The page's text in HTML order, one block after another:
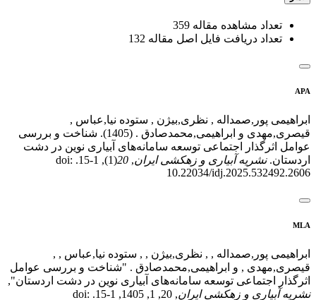
تعداد مشاهده مقاله 359
تعداد دریافت فایل اصل مقاله 132
APA
ابراهیمی پور,صمداله , نظری,بیژن , ستوده نیا,عباس ,
قیصری,مهدی و ابراهیمی,محمدصادق . (1405). شناخت و بررسی
عوامل اثرگذار اجتماعی توسعه سامانه‌های آبیاری نوین در دشت
اردستان.نشریه آبیاری و زهکشی ایران,
20
(1), 1-15. doi:
10.22034/idj.2025.532492.2606
MLA
ابراهیمی پور,صمداله , , نظری,بیژن , , ستوده نیا,عباس , ,
قیصری,مهدی , و ابراهیمی,محمدصادق . "شناخت و بررسی عوامل
اثرگذار اجتماعی توسعه سامانه‌های آبیاری نوین در دشت اردستان",
نشریه آبیاری و زهکشی ایران
, 20, 1, 1405, 1-15. doi: